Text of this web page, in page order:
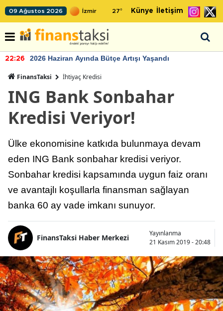
09 Ağustos 2026 27° Künye İletişim
22:26 2026 Haziran Ayında Bütçe Artışı Yaşandı
FinansTaksi İhtiyaç Kredisi
ING Bank Sonbahar
Kredisi Veriyor!
Ülke ekonomisine katkıda bulunmaya devam
eden ING Bank sonbahar kredisi veriyor.
Sonbahar kredisi kapsamında uygun faiz oranı
ve avantajlı koşullarla finansman sağlayan
banka 60 ay vade imkanı sunuyor.
FinansTaksi Haber Merkezi
Yayınlanma
21 Kasım 2019 - 20:48